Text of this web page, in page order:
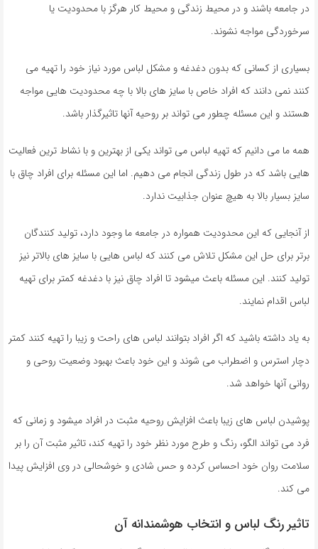
در جامعه باشند و در محیط زندگی و محیط کار هرگز با محدودیت یا
سرخوردگی مواجه نشوند.
بسیاری از کسانی که بدون دغدغه و مشکل لباس مورد نیاز خود را تهیه می
کنند نمی دانند که افراد خاص با سایز های بالا با چه محدودیت هایی مواجه
هستند و این مسئله چطور می تواند بر روحیه آنها تاثیرگذار باشد.
همه ما می دانیم که تهیه لباس می تواند یکی از بهترین و با نشاط ترین فعالیت
هایی باشد که در طول زندگی انجام می دهیم. اما این مسئله برای افراد چاق با
سایز بسیار بالا به هیچ عنوان جذابیت ندارد.
از آنجایی که این محدودیت همواره در جامعه ما وجود دارد، تولید کنندگان
برتر برای حل این مشکل تلاش می کنند که لباس هایی با سایز های بالاتر نیز
تولید کنند. این مسئله باعث میشود تا افراد چاق نیز با دغدغه کمتر برای تهیه
لباس اقدام نمایند.
به یاد داشته باشید که اگر افراد بتوانند لباس های راحت و زیبا را تهیه کنند کمتر
دچار استرس و اضطراب می شوند و این خود باعث بهبود وضعیت روحی و
روانی آنها خواهد شد.
پوشیدن لباس های زیبا باعث افزایش روحیه مثبت در افراد میشود و زمانی که
فرد می تواند الگو، رنگ و طرح مورد نظر خود را تهیه کند، تاثیر مثبت آن را بر
سلامت روان خود احساس کرده و حس شادی و خوشحالی در وی افزایش پیدا
می کند.
تاثیر رنگ لباس و انتخاب هوشمندانه آن